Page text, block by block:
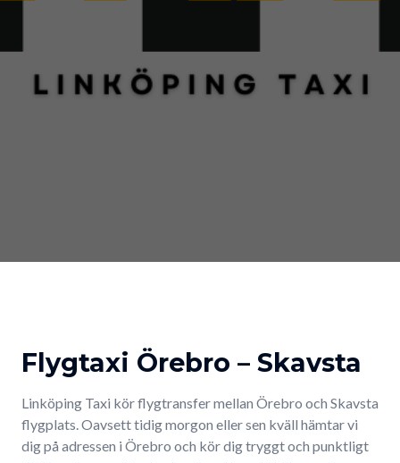
Flygtaxi Örebro – Skavsta
Linköping Taxi kör flygtransfer mellan Örebro och Skavsta
flygplats. Oavsett tidig morgon eller sen kväll hämtar vi
dig på adressen i Örebro och kör dig tryggt och punktligt